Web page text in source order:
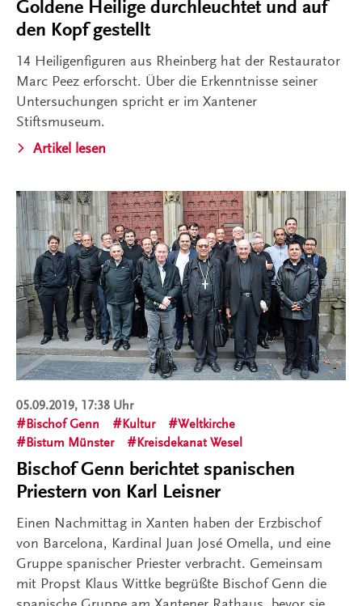
Goldene Heilige durchleuchtet und auf
den Kopf gestellt
14 Heiligenfiguren aus Rheinberg hat der Restaurator
Marc Peez erforscht. Über die Erkenntnisse seiner
Untersuchungen spricht er im Xantener
Stiftsmuseum.
Artikel lesen
05.09.2019, 17:38 Uhr
Bischof Genn
Kultur
Weltkirche
Bistum Münster
Kreisdekanat Wesel
Bischof Genn berichtet spanischen
Priestern von Karl Leisner
Einen Nachmittag in Xanten haben der Erzbischof
von Barcelona, Kardinal Juan José Omella, und eine
Gruppe spanischer Priester verbracht. Gemeinsam
mit Propst Klaus Wittke begrüßte Bischof Genn die